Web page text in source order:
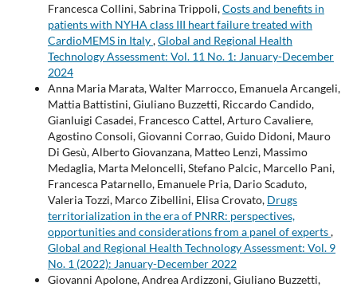
Francesca Collini, Sabrina Trippoli,Costs and benefits in
patients with NYHA class III heart failure treated with
CardioMEMS in Italy,Global and Regional Health
Technology Assessment: Vol. 11 No. 1: January-December
2024
Anna Maria Marata, Walter Marrocco, Emanuela Arcangeli,
Mattia Battistini, Giuliano Buzzetti, Riccardo Candido,
Gianluigi Casadei, Francesco Cattel, Arturo Cavaliere,
Agostino Consoli, Giovanni Corrao, Guido Didoni, Mauro
Di Gesù, Alberto Giovanzana, Matteo Lenzi, Massimo
Medaglia, Marta Meloncelli, Stefano Palcic, Marcello Pani,
Francesca Patarnello, Emanuele Pria, Dario Scaduto,
Valeria Tozzi, Marco Zibellini, Elisa Crovato, Drugs
territorialization in the era of PNRR: perspectives,
opportunities and considerations from a panel of experts,
Global and Regional Health Technology Assessment: Vol. 9
No. 1 (2022): January-December 2022
Giovanni Apolone, Andrea Ardizzoni, Giuliano Buzzetti,